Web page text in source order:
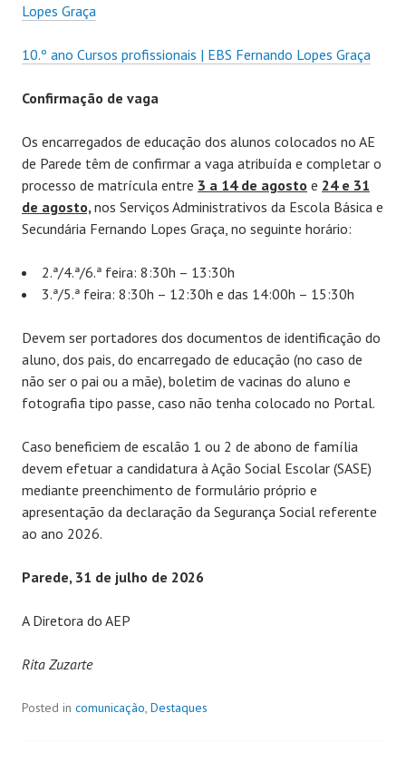
Lopes Graça
10.º ano Cursos profissionais | EBS Fernando Lopes Graça
Confirmação de vaga
Os encarregados de educação dos alunos colocados no AE
de Parede têm de confirmar a vaga atribuída e completar o
processo de matrícula entre 3 a 14 de agosto e 24 e 31
de agosto, nos Serviços Administrativos da Escola Básica e
Secundária Fernando Lopes Graça, no seguinte horário:
2.ª/4.ª/6.ª feira: 8:30h – 13:30h
3.ª/5.ª feira: 8:30h – 12:30h e das 14:00h – 15:30h
Devem ser portadores dos documentos de identificação do
aluno, dos pais, do encarregado de educação (no caso de
não ser o pai ou a mãe), boletim de vacinas do aluno e
fotografia tipo passe, caso não tenha colocado no Portal.
Caso beneficiem de escalão 1 ou 2 de abono de família
devem efetuar a candidatura à Ação Social Escolar (SASE)
mediante preenchimento de formulário próprio e
apresentação da declaração da Segurança Social referente
ao ano 2026.
Parede, 31 de julho de 2026
A Diretora do AEP
Rita Zuzarte
Posted in comunicação, Destaques